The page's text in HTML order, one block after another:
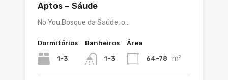
Aptos – Sáude
No You,Bosque da Saúde, o…
Dormitórios
1-3
Banheiros
1-3
Área
64-78 m²